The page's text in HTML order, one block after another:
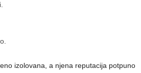
izolovana, a njena reputacija potpuno